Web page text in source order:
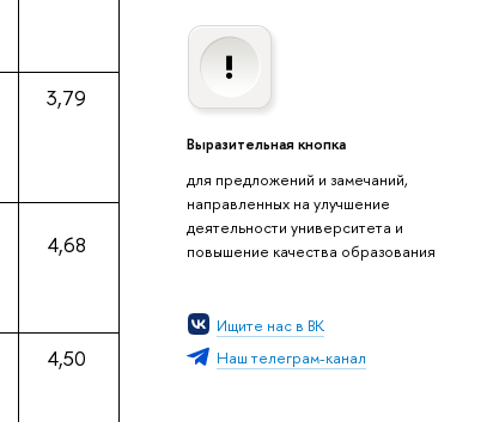
Выразительная кнопка
для предложений и замечаний,
направленных на улучшение
деятельности университета и
повышение качества образования
Ищите нас в ВК
Наш телеграм-канал
3,79
4,68
4,50